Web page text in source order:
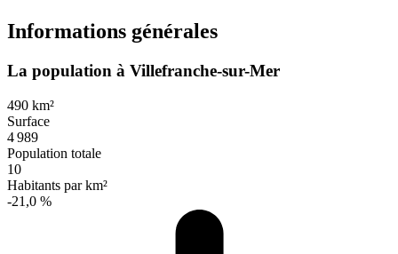
Informations générales
La population à Villefranche-sur-Mer
490 km²
Surface
4 989
Population totale
10
Habitants par km²
-21,0 %